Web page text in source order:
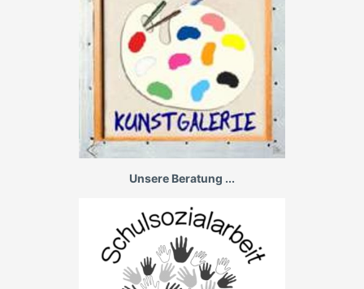
Unsere Beratung ...